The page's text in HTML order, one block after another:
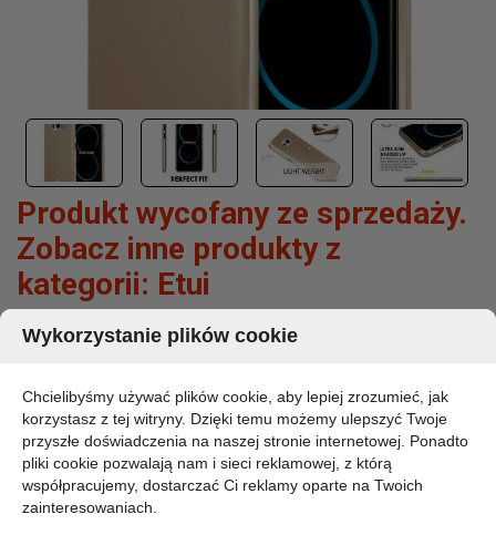
Produkt wycofany ze sprzedaży.
Zobacz inne produkty z
kategorii: Etui
MERCURY JELLY - ETUI SAMSUNG GALAXY
MARKA:
MERCURY
KOD PRODUKTU:
9536
DOSTĘPNOŚĆ:
CHWILOWO BRAK - PROSZĘ PYTAĆ
Wykorzystanie plików cookie
Chcielibyśmy używać plików cookie, aby lepiej zrozumieć, jak
korzystasz z tej witryny. Dzięki temu możemy ulepszyć Twoje
przyszłe doświadczenia na naszej stronie internetowej. Ponadto
pliki cookie pozwalają nam i sieci reklamowej, z którą
współpracujemy, dostarczać Ci reklamy oparte na Twoich
zainteresowaniach.